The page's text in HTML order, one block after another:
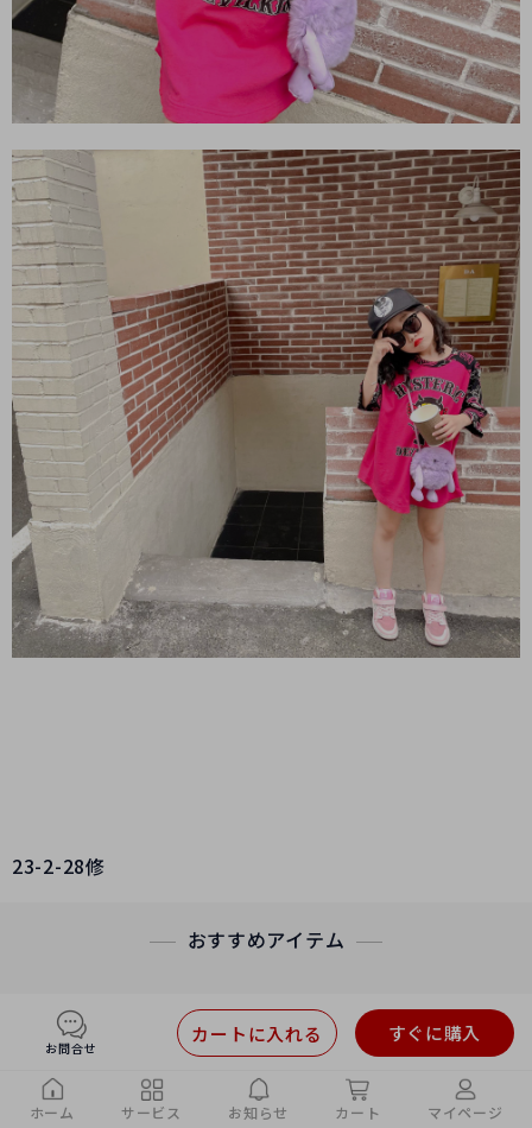
23-2-28修
おすすめアイテム
お問合せ
すぐに購入
カートに入れる
ホーム サービス お知らせ カート マイページ